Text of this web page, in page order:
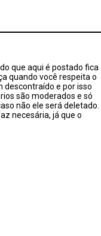
que aqui é postado fica
quando você respeita o
descontraído e por isso
são moderados e só
não ele será deletado.
necesária, já que o